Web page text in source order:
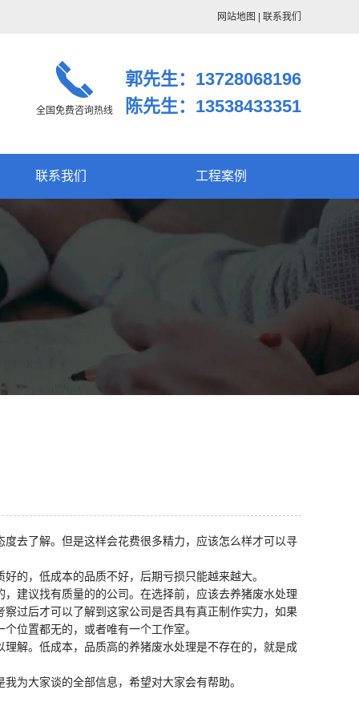
网站地图 联系我们
全国免费咨询热线
郭先生：13728068196
陈先生：13538433351
联系我们 工程案例
去了解。但是这样会花费很多精力，应该怎么样才可以寻
的，低成本的品质不好，后期亏损只能越来越大。
建议找有质量的的公司。在选择前，应该去养猪废水处理
过后才可以了解到这家公司是否具有真正制作实力，如果
位置都无的，或者唯有一个工作室。
解。低成本，品质高的养猪废水处理是不存在的，就是成
为大家谈的全部信息，希望对大家会有帮助。